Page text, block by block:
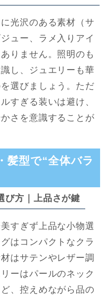
光沢のある素材（サ
ュー、ラメ入りアイ
りません。照明のも
し、ジュエリーも華
選びましょう。ただ
すぎる装いは避け、
さを意識することが
髪型で“全体バラ
び方｜上品さが鍵
すぎず上品な小物選
はコンパクトなクラ
はサテンやレザー調
ーはパールのネック
、控えめながら品の